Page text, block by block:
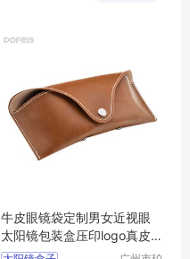
牛皮眼镜袋定制男女近视眼
太阳镜包装盒压印logo真皮
眼镜保护套